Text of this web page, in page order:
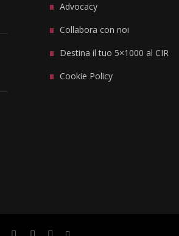
Advocacy
Collabora con noi
Destina il tuo 5×1000 al CIR
Cookie Policy